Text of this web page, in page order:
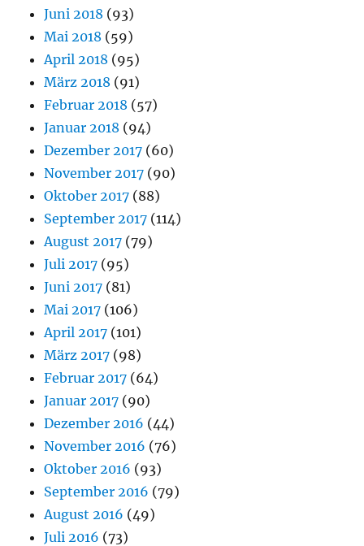
Juni 2018 (93)
Mai 2018 (59)
April 2018 (95)
März 2018 (91)
Februar 2018 (57)
Januar 2018 (94)
Dezember 2017 (60)
November 2017 (90)
Oktober 2017 (88)
September 2017 (114)
August 2017 (79)
Juli 2017 (95)
Juni 2017 (81)
Mai 2017 (106)
April 2017 (101)
März 2017 (98)
Februar 2017 (64)
Januar 2017 (90)
Dezember 2016 (44)
November 2016 (76)
Oktober 2016 (93)
September 2016 (79)
August 2016 (49)
Juli 2016 (73)